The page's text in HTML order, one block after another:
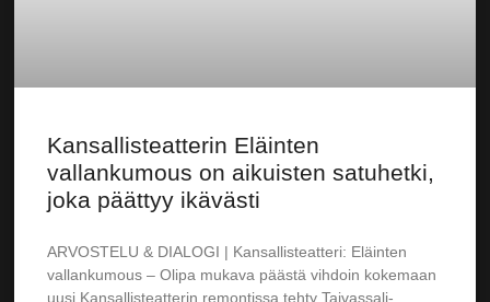
Kansallisteatterin Eläinten
vallankumous on aikuisten satuhetki,
joka päättyy ikävästi
ARVOSTELU & DIALOGI | Kansallisteatteri: Eläinten
vallankumous – Olipa mukava päästä vihdoin kokemaan
uusi Kansallisteatterin remontissa tehty Taivassali-